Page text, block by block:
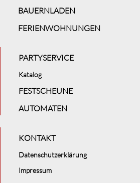
BAUERNLADEN
FERIENWOHNUNGEN
PARTYSERVICE
Katalog
FESTSCHEUNE
AUTOMATEN
KONTAKT
Datenschutzerklärung
Impressum